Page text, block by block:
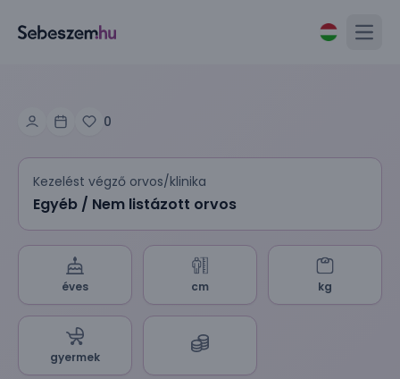
0
Kezelést végző orvos/klinika
Egyéb / Nem listázott orvos
éves cm kg
gyermek